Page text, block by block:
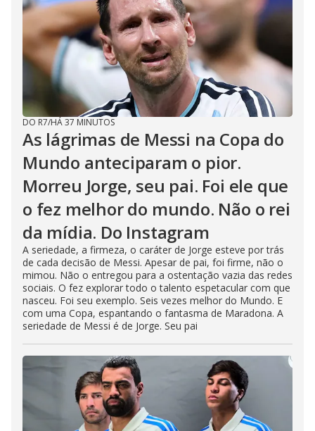
DO R7/HÁ 37 MINUTOS
As lágrimas de Messi na Copa do
Mundo anteciparam o pior.
Morreu Jorge, seu pai. Foi ele que
o fez melhor do mundo. Não o rei
da mídia. Do Instagram
A seriedade, a firmeza, o caráter de Jorge esteve por trás
de cada decisão de Messi. Apesar de pai, foi firme, não o
mimou. Não o entregou para a ostentação vazia das redes
sociais. O fez explorar todo o talento espetacular com que
nasceu. Foi seu exemplo. Seis vezes melhor do Mundo. E
com uma Copa, espantando o fantasma de Maradona. A
seriedade de Messi é de Jorge. Seu pai